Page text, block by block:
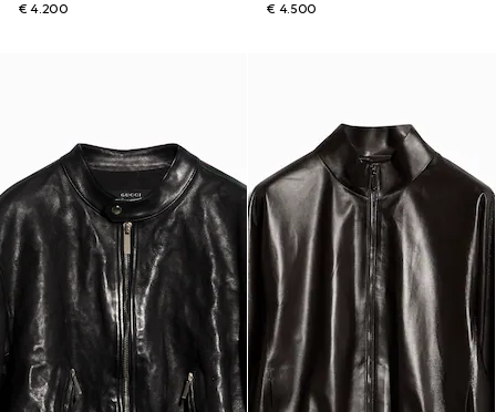
€ 4.200
€ 4.500